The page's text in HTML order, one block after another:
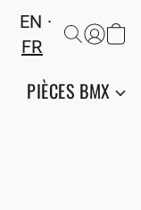
EN
FR
PIÈCES BMX